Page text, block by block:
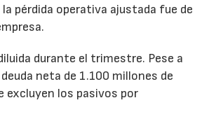
pérdida operativa ajustada fue de
durante el trimestre. Pese a
neta de 1.100 millones de
excluyen los pasivos por